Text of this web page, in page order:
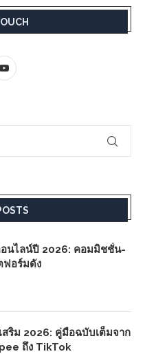
อนไลน์ปี 2026: คอมมิชชั่น-
ฟอร์มดัง
สริม 2026: คู่มือฉบับเต็มจาก
ถึง TikTok